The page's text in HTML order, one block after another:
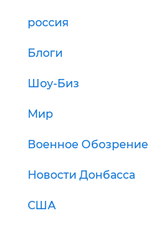
россия
Блоги
Шоу-Биз
Мир
Военное Обозрение
Новости Донбасса
США